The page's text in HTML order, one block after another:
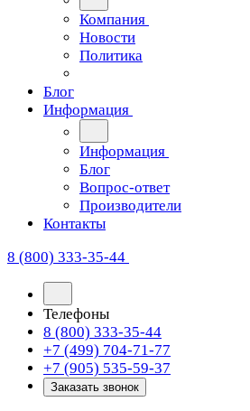
Компания
Новости
Политика
Блог
Информация
Информация
Блог
Вопрос-ответ
Производители
Контакты
8 (800) 333-35-44
Телефоны
8 (800) 333-35-44
+7 (499) 704-71-77
+7 (905) 535-59-37
Заказать звонок